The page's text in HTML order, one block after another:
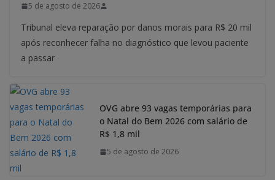
5 de agosto de 2026
Tribunal eleva reparação por danos morais para R$ 20 mil
após reconhecer falha no diagnóstico que levou paciente
a passar
OVG abre 93 vagas temporárias para
o Natal do Bem 2026 com salário de
R$ 1,8 mil
5 de agosto de 2026